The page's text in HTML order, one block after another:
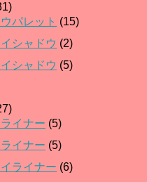
パレット (15)
シャドウ (2)
シャドウ (5)
イナー (5)
イナー (5)
ライナー (6)